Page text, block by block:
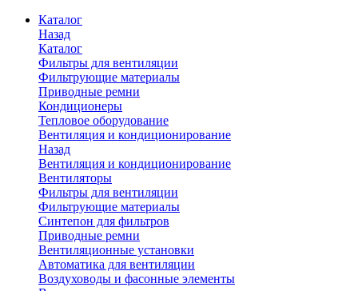
Каталог
Назад
Каталог
Фильтры для вентиляции
Фильтрующие материалы
Приводные ремни
Кондиционеры
Тепловое оборудование
Вентиляция и кондиционирование
Назад
Вентиляция и кондиционирование
Вентиляторы
Фильтры для вентиляции
Фильтрующие материалы
Синтепон для фильтров
Приводные ремни
Вентиляционные установки
Автоматика для вентиляции
Воздуховоды и фасонные элементы